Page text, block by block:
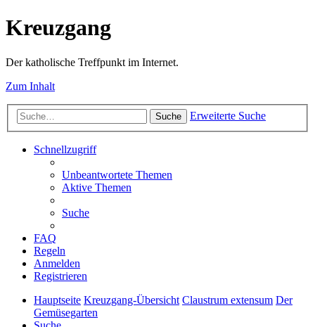
Kreuzgang
Der katholische Treffpunkt im Internet.
Zum Inhalt
Suche Erweiterte Suche
Schnellzugriff
Unbeantwortete Themen
Aktive Themen
Suche
FAQ
Regeln
Anmelden
Registrieren
Hauptseite Kreuzgang-Übersicht Claustrum extensum Der
Gemüsegarten